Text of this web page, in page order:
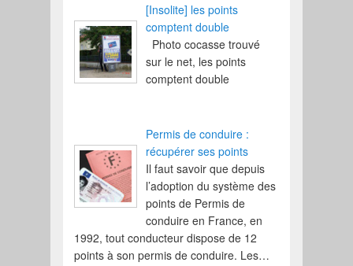
[Insolite] les points
comptent double
Photo cocasse trouvé
sur le net, les points
comptent double
Permis de conduire :
récupérer ses points
Il faut savoir que depuis
l’adoption du système des
points de Permis de
conduire en France, en
1992, tout conducteur dispose de 12
points à son permis de conduire. Les…